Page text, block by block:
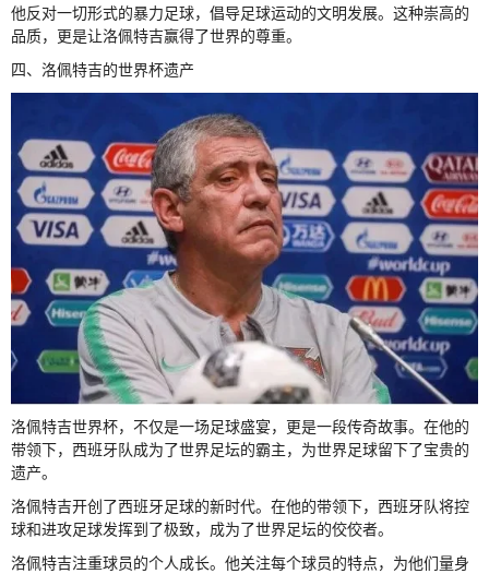
他反对一切形式的暴力足球，倡导足球运动的文明发展。这种崇高的
品质，更是让洛佩特吉赢得了世界的尊重。
四、洛佩特吉的世界杯遗产
洛佩特吉世界杯，不仅是一场足球盛宴，更是一段传奇故事。在他的
带领下，西班牙队成为了世界足坛的霸主，为世界足球留下了宝贵的
遗产。
洛佩特吉开创了西班牙足球的新时代。在他的带领下，西班牙队将控
球和进攻足球发挥到了极致，成为了世界足坛的佼佼者。
洛佩特吉注重球员的个人成长。他关注每个球员的特点，为他们量身